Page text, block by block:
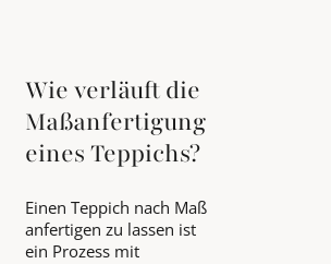
Wie verläuft die
Maßanfertigung
eines Teppichs?
Einen Teppich nach Maß
anfertigen zu lassen ist
ein Prozess mit